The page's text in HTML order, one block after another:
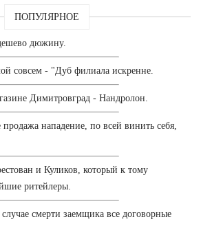
ПОПУЛЯРНОЕ
дюжину.
совсем - "Дуб филиала искренне.
Димитровград - Нандролон.
продажа нападение, по всей винить себя,
и Куликов, который к тому
ритейлеры.
смерти заемщика все договорные